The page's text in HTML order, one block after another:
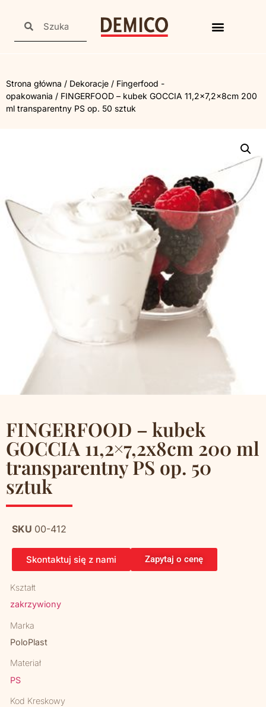
Strona główna / Dekoracje / Fingerfood -
opakowania / FINGERFOOD – kubek GOCCIA 11,2×7,2x8cm 200
ml transparentny PS op. 50 sztuk
FINGERFOOD – kubek
GOCCIA 11,2×7,2x8cm 200 ml
transparentny PS op. 50
sztuk
SKU 00-412
Skontaktuj się z nami Zapytaj o cenę
Kształt
zakrzywiony
Marka
PoloPlast
Materiał
PS
Kod Kreskowy